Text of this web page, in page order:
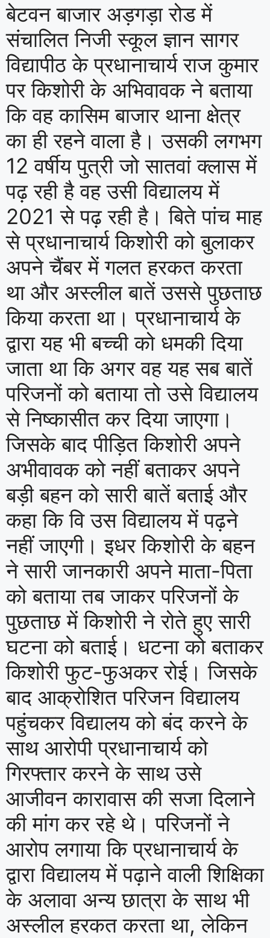
बेटवन बाजार अड़गड़ा रोड में
संचालित निजी स्कूल ज्ञान सागर
विद्यापीठ के प्रधानाचार्य राज कुमार
पर किशोरी के अभिवावक ने बताया
कि वह कासिम बाजार थाना क्षेत्र
का ही रहने वाला है। उसकी लगभग
12 वर्षीय पुत्री जो सातवां क्लास में
पढ़ रही है वह उसी विद्यालय में
2021 से पढ़ रही है। बिते पांच माह
से प्रधानाचार्य किशोरी को बुलाकर
अपने चैंबर में गलत हरकत करता
था और अस्लील बातें उससे पुछताछ
किया करता था। प्रधानाचार्य के
द्वारा यह भी बच्ची को धमकी दिया
जाता था कि अगर वह यह सब बातें
परिजनों को बताया तो उसे विद्यालय
से निष्कासीत कर दिया जाएगा।
जिसके बाद पीड़ित किशोरी अपने
अभीवावक को नहीं बताकर अपने
बड़ी बहन को सारी बातें बताई और
कहा कि वि उस विद्यालय में पढ़ने
नहीं जाएगी। इधर किशोरी के बहन
ने सारी जानकारी अपने माता-पिता
को बताया तब जाकर परिजनों के
पुछताछ में किशोरी ने रोते हुए सारी
घटना को बताई। धटना को बताकर
किशोरी फुट-फुअकर रोई। जिसके
बाद आक्रोशित परिजन विद्यालय
पहुंचकर विद्यालय को बंद करने के
साथ आरोपी प्रधानाचार्य को
गिरफ्तार करने के साथ उसे
आजीवन कारावास की सजा दिलाने
की मांग कर रहे थे। परिजनों ने
आरोप लगाया कि प्रधानाचार्य के
द्वारा विद्यालय में पढ़ाने वाली शिक्षिका
के अलावा अन्य छात्रा के साथ भी
अस्लील हरकत करता था, लेकिन